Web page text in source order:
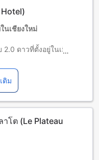
เลือก กรุณาตรวจสอบ
หรับข้อมูลเพิ่มเติม
ห้องขึ้นไป อาจมีการใช้
นเชียงใหม่
ดาวที่ตั้งอยู่ในเมือง
างไปยังแหล่งท่องเที่ยว
มด 4 ห้อง ที่พักสะดวก
ต่งอย่างดีเยี่ยม โดยมีสิ่ง
ทรทัศน์จอแบน, เครื่อง
าสนใจ โรงแรมยินยอมให้
วที่มาพักผ่อนที่นี่สามารถ
อย่างสบายใจ
ติม
โต (Le Plateau